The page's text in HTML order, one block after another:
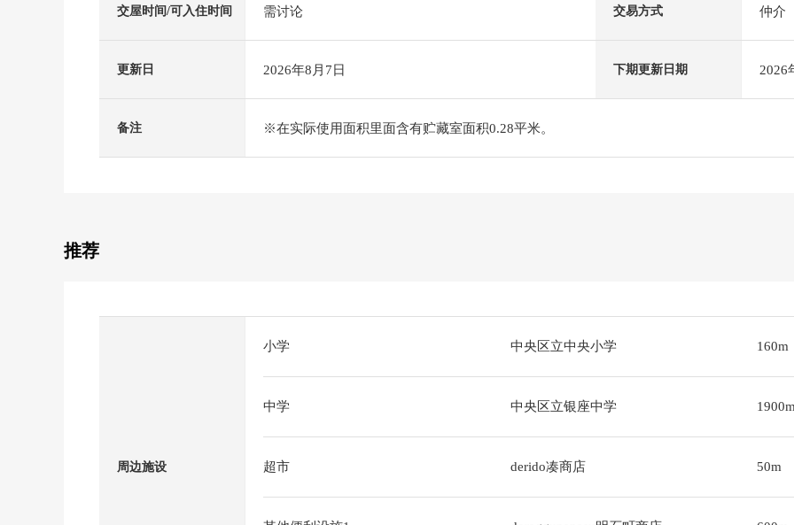
交屋时间/可入住时间 需讨论 交易方式 仲介
更新日 2026年8月7日 下期更新日期 2026
备注 ※在实际使用面积里面含有贮藏室面积0.28平米。
推荐
周边施设
小学 中央区立中央小学 160m
中学 中央区立银座中学
超市 derido凑商店 50m